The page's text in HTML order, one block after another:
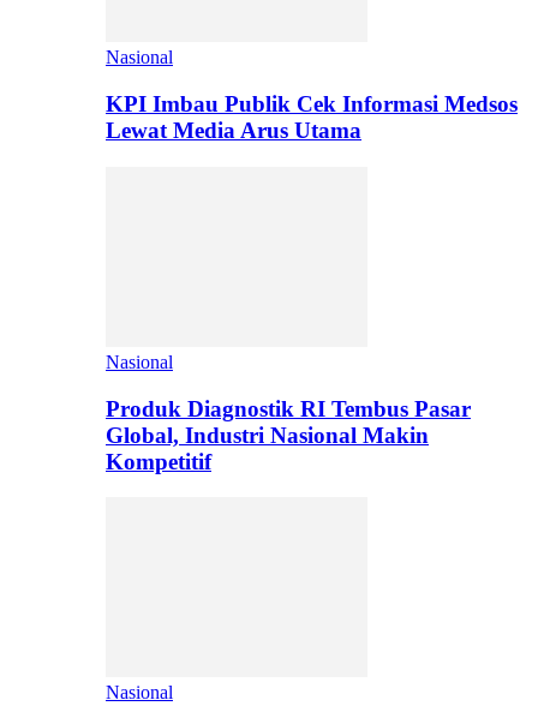
Nasional
KPI Imbau Publik Cek Informasi Medsos
Lewat Media Arus Utama
Nasional
Produk Diagnostik RI Tembus Pasar
Global, Industri Nasional Makin
Kompetitif
Nasional